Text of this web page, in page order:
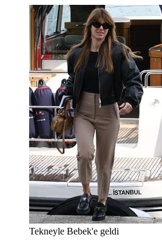
Tekneyle Bebek'e geldi